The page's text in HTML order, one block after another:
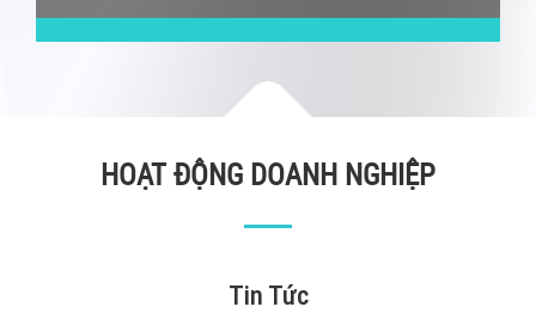
HOẠT ĐỘNG DOANH NGHIỆP
Tin Tức